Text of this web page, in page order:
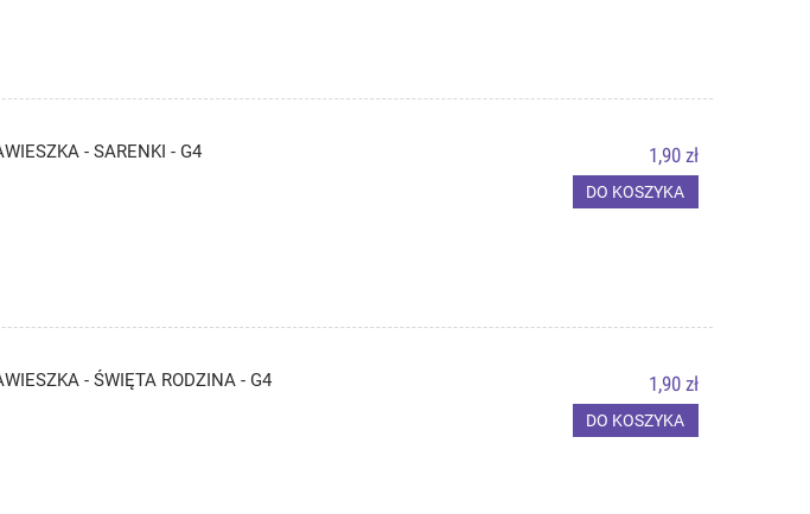
- SARENKI - G4 1,90 zł
DO KOSZYKA
- ŚWIĘTA RODZINA - G4 1,90 zł
DO KOSZYKA